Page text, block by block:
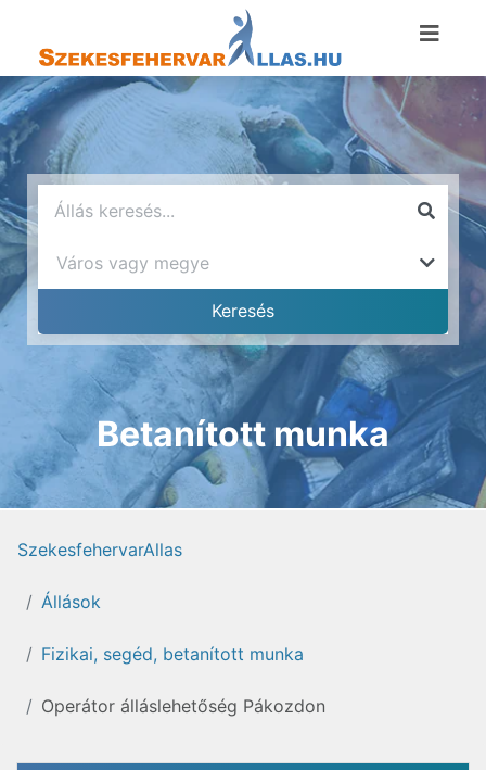
Betanított munka
SzekesfehervarAllas
Állások
Fizikai, segéd, betanított munka
Operátor álláslehetőség Pákozdon